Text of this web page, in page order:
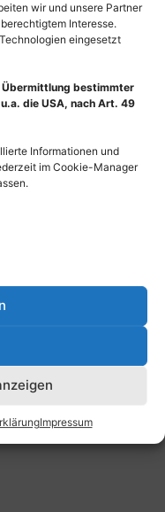
wir und unsere Partner
Interesse.
eingesetzt
Übermittlung bestimmter
die USA, nach Art. 49
Informationen und
im Cookie-Manager
Impressum
Bitte
eine Rechnung
den Gesamtbetrag
dort angegebene
Frank Geisler 2025